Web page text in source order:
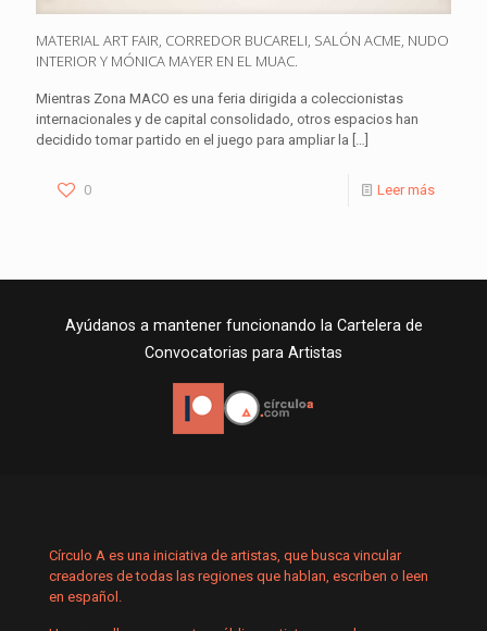
MATERIAL ART FAIR, CORREDOR BUCARELI, SALÓN ACME, NUDO
INTERIOR Y MÓNICA MAYER EN EL MUAC.
Mientras Zona MACO es una feria dirigida a coleccionistas
internacionales y de capital consolidado, otros espacios han
decidido tomar partido en el juego para ampliar la […]
0 Leer más
Ayúdanos a mantener funcionando la Cartelera de
Convocatorias para Artistas
Círculo A es una iniciativa de artistas, que busca vincular
creadores de todas las regiones que hablan, escriben o leen
en español.